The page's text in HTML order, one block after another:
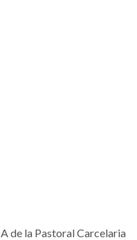
de la Pastoral Carcelaria